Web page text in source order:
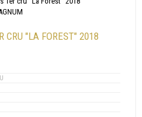
CRU "LA FOREST" 2018